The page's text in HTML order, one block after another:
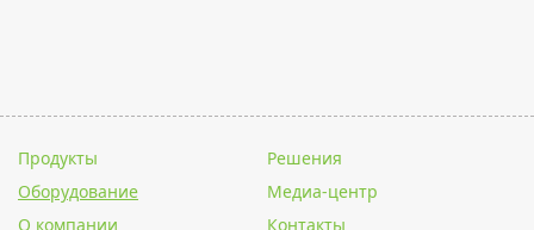
Продукты
Решения
Оборудование
Медиа-центр
О компании
Контакты